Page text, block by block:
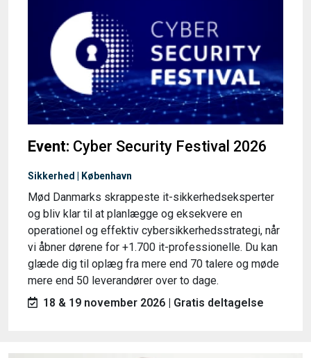
Event: Cyber Security Festival 2026
Sikkerhed | København
Mød Danmarks skrappeste it-sikkerhedseksperter
og bliv klar til at planlægge og eksekvere en
operationel og effektiv cybersikkerhedsstrategi, når
vi åbner dørene for +1.700 it-professionelle. Du kan
glæde dig til oplæg fra mere end 70 talere og møde
mere end 50 leverandører over to dage.
18 & 19 november 2026 | Gratis deltagelse